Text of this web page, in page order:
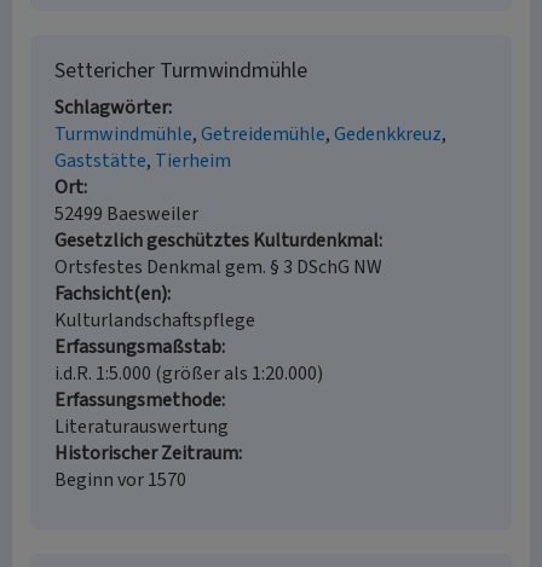
Settericher Turmwindmühle
Schlagwörter
Turmwindmühle Getreidemühle Gedenkkreuz
Gaststätte Tierheim
Ort
52499 Baesweiler
Gesetzlich geschütztes Kulturdenkmal
Ortsfestes Denkmal gem. § 3 DSchG NW
Fachsicht(en)
Kulturlandschaftspflege
Erfassungsmaßstab
i.d.R. 1:5.000 (größer als 1:20.000)
Erfassungsmethode
Literaturauswertung
Historischer Zeitraum
Beginn vor 1570